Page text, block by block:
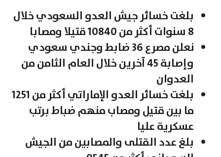
بلغت خسائر جيش العدو السعودي خلال
8 سنوات أكثر من 10840 قتيلا ومصابا
نعلن مصرع 36 ضابط وجندي سعودي
وإصابة 45 آخرين خلال العام الثامن من
العدوان
بلغت خسائر العدو الإماراتي أكثر من 1251
ما بين قتيل ومصاب منهم ضباط برتب
عسكرية عليا
بلغ عدد القتلى والمصابين من الجيش